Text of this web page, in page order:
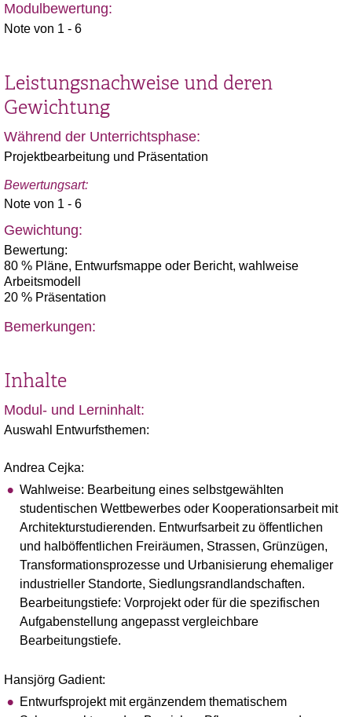
Modulbewertung:
Note von 1 - 6
Leistungsnachweise und deren
Gewichtung
Während der Unterrichtsphase:
Projektbearbeitung und Präsentation
Bewertungsart:
Note von 1 - 6
Gewichtung:
Bewertung:
80 % Pläne, Entwurfsmappe oder Bericht, wahlweise
Arbeitsmodell
20 % Präsentation
Bemerkungen:
Inhalte
Modul- und Lerninhalt:
Auswahl Entwurfsthemen:
Andrea Cejka:
Wahlweise: Bearbeitung eines selbstgewählten
studentischen Wettbewerbes oder Kooperationsarbeit mit
Architekturstudierenden. Entwurfsarbeit zu öffentlichen
und halböffentlichen Freiräumen, Strassen, Grünzügen,
Transformationsprozesse und Urbanisierung ehemaliger
industrieller Standorte, Siedlungsrandlandschaften.
Bearbeitungstiefe: Vorprojekt oder für die spezifischen
Aufgabenstellung angepasst vergleichbare
Bearbeitungstiefe.
Hansjörg Gadient:
Entwurfsprojekt mit ergänzendem thematischem